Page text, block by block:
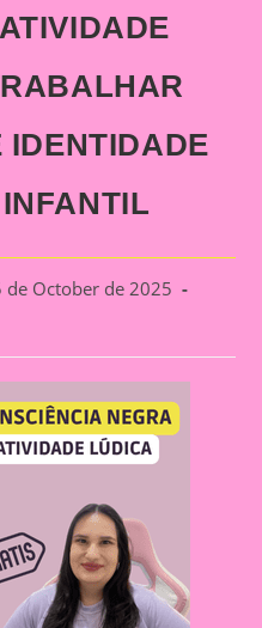
IDENTIDADE
de October de 2025